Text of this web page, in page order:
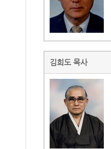
김희도 목사